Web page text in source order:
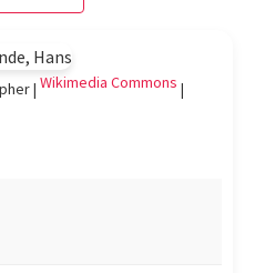
| Wikimedia Commons |